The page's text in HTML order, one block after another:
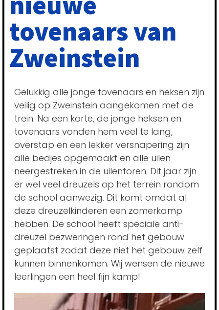
tovenaars van
Zweinstein
Gelukkig alle jonge tovenaars en heksen zijn
veilig op Zweinstein aangekomen met de
trein. Na een korte, de jonge heksen en
tovenaars vonden hem veel te lang,
overstap en een lekker versnapering zijn
alle bedjes opgemaakt en alle uilen
neergestreken in de uilentoren. Dit jaar zijn
er wel veel dreuzels op het terrein rondom
de school aanwezig. Dit komt omdat al
deze dreuzelkinderen een zomerkamp
hebben. De school heeft speciale anti-
dreuzel bezweringen rond het gebouw
geplaatst zodat deze niet het gebouw zelf
kunnen binnenkomen. Wij wensen de nieuwe
leerlingen een heel fijn kamp!